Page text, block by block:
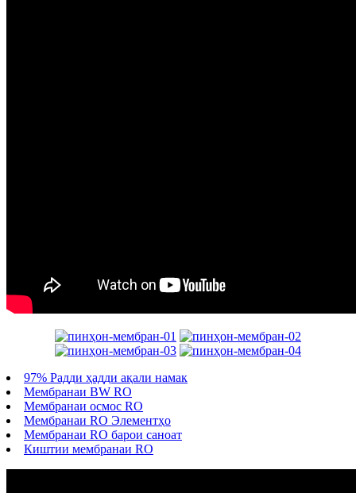
97% Радди ҳадди ақали намак
Мембранаи BW RO
Мембранаи осмос RO
Мембранаи RO Элементҳо
Мембранаи RO барои саноат
Киштии мембранаи RO